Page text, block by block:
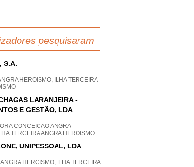
pesquisaram
S.A.
HEROISMO, ILHA TERCEIRA
LARANJEIRA -
E GESTÃO, LDA
CONCEICAO ANGRA
TERCEIRA ANGRA HEROISMO
UNIPESSOAL, LDA
HEROISMO, ILHA TERCEIRA